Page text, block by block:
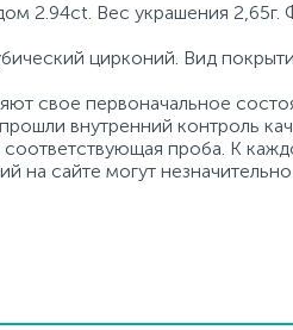
2.94ct. Вес украшения
цирконий. Вид
свое первоначальное
внутренний контроль
соответствующая проба. К
на сайте могут